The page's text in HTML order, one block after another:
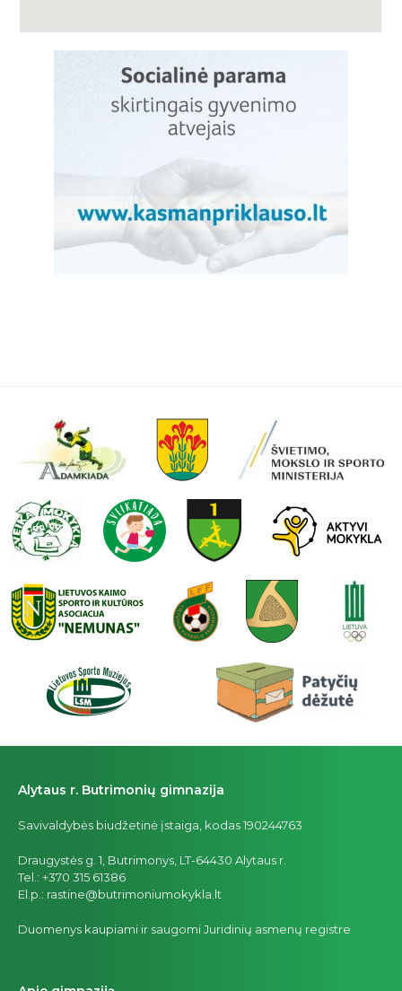
Alytaus r. Butrimonių gimnazija
Savivaldybės biudžetinė įstaiga, kodas 190244763
Draugystės g. 1, Butrimonys, LT-64430 Alytaus r.
Tel.: +370 315 61386
El.p.: rastine@butrimoniumokykla.lt
Duomenys kaupiami ir saugomi Juridinių asmenų registre